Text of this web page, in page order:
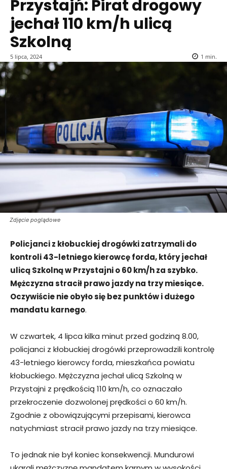
Przystajń: Pirat drogowy
jechał 110 km/h ulicą
Szkolną
5 lipca, 2024 1 min.
Zdjęcie poglądowe
Policjanci z kłobuckiej drogówki zatrzymali do
kontroli 43-letniego kierowcę forda, który jechał
ulicą Szkolną w Przystajni o 60 km/h za szybko.
Mężczyzna stracił prawo jazdy na trzy miesiące.
Oczywiście nie obyło się bez punktów i dużego
mandatu karnego.
W czwartek, 4 lipca kilka minut przed godziną 8.00,
policjanci z kłobuckiej drogówki przeprowadzili kontrolę
43-letniego kierowcy forda, mieszkańca powiatu
kłobuckiego. Mężczyzna jechał ulicą Szkolną w
Przystajni z prędkością 110 km/h, co oznaczało
przekroczenie dozwolonej prędkości o 60 km/h.
Zgodnie z obowiązującymi przepisami, kierowca
natychmiast stracił prawo jazdy na trzy miesiące.
To jednak nie był koniec konsekwencji. Mundurowi